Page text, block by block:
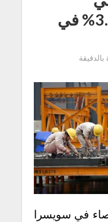
السويسري بنسبة 3.5% في
في سويسرا